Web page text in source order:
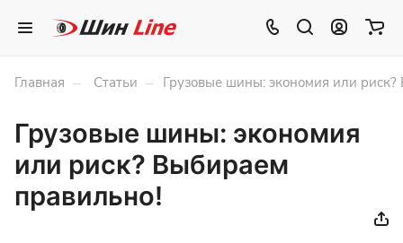
Главная – Статьи – Грузовые шины: экономия или
Грузовые шины: экономия
или риск? Выбираем
правильно!